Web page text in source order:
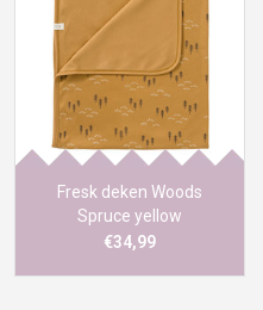
Fresk deken Woods
Spruce yellow
€34,99